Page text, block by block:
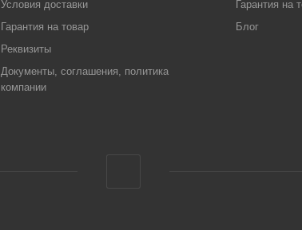
Условия доставки
Гарантия на товар
Реквизиты
Документы, соглашения, политика
компании
Гарантия на
Блог